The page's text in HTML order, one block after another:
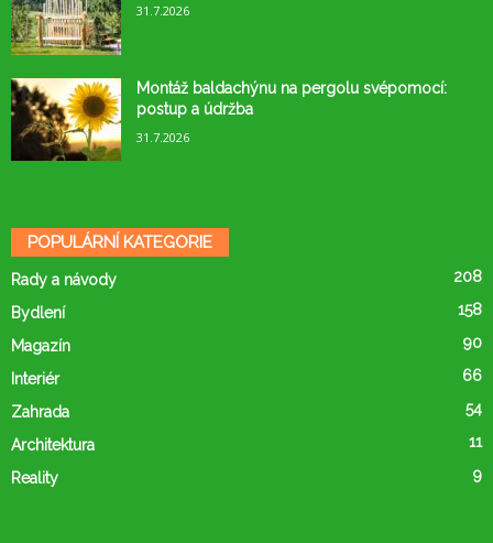
31.7.2026
Montáž baldachýnu na pergolu svépomocí:
postup a údržba
31.7.2026
POPULÁRNÍ KATEGORIE
Rady a návody 208
Bydlení 158
Magazín 90
Interiér 66
Zahrada 54
Architektura 11
Reality 9